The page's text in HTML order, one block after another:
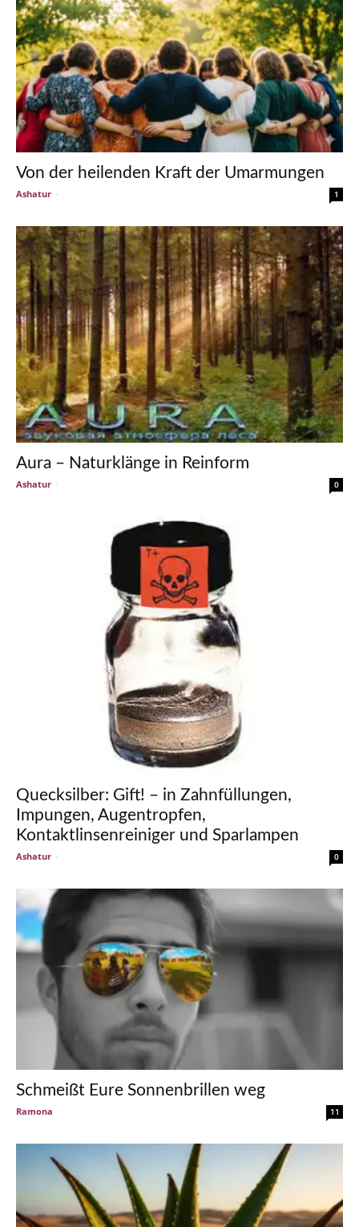
Von der heilenden Kraft der Umarmungen
Ashatur - 1
Aura – Naturklänge in Reinform
Ashatur - 0
Quecksilber: Gift! – in Zahnfüllungen,
Impungen, Augentropfen,
Kontaktlinsenreiniger und Sparlampen
Ashatur - 0
Schmeißt Eure Sonnenbrillen weg
Ramona - 11